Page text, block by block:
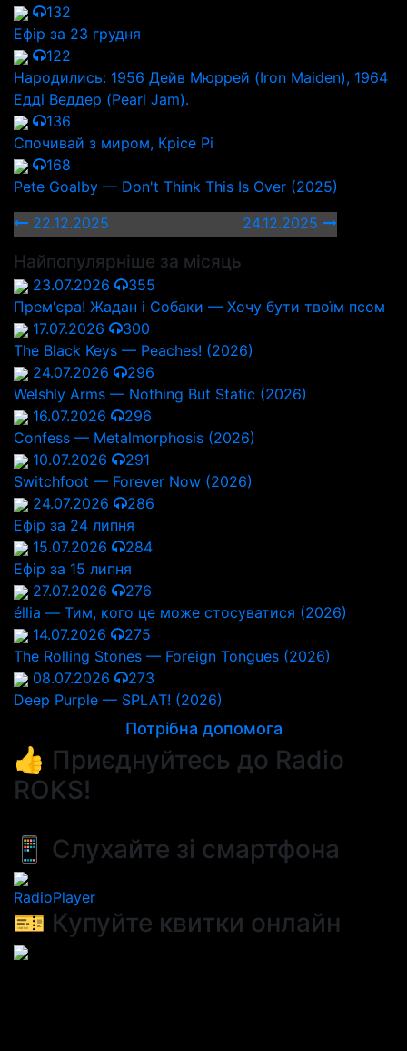
132
Ефір за 23 грудня
122
Народились: 1956 Дейв Мюррей (Iron Maiden), 1964
Едді Веддер (Pearl Jam).
136
Спочивай з миром, Крісе Рі
168
Pete Goalby — Don't Think This Is Over (2025)
22.12.2025
24.12.2025
Найпопулярніше за місяць
23.07.2026
355
Прем'єра! Жадан і Собаки — Хочу бути твоїм псом
17.07.2026
300
The Black Keys — Peaches! (2026)
24.07.2026
296
Welshly Arms — Nothing But Static (2026)
16.07.2026
296
Confess — Metalmorphosis (2026)
10.07.2026
291
Switchfoot — Forever Now (2026)
24.07.2026
286
Ефір за 24 липня
15.07.2026
284
Ефір за 15 липня
27.07.2026
276
éllia — Тим, кого це може стосуватися (2026)
14.07.2026
275
The Rolling Stones — Foreign Tongues (2026)
08.07.2026
273
Deep Purple — SPLAT! (2026)
Потрібна допомога
👍 Приєднуйтесь до Radio
ROKS!
📱 Слухайте зі смартфона
RadioPlayer
🎫 Купуйте квитки онлайн